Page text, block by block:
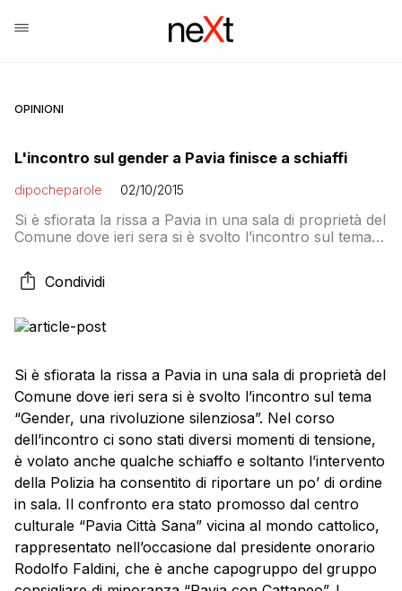
OPINIONI
L'incontro sul gender a Pavia finisce a schiaffi
dipocheparole 02/10/2015
Si è sfiorata la rissa a Pavia in una sala di proprietà del
Comune dove ieri sera si è svolto l’incontro sul tema
dell’incontro ci sono stati diversi momenti di tensione,
è volato anche qualche schiaffo e soltanto l’intervento
[…]
Condividi
Si è sfiorata la rissa a Pavia in una sala di proprietà del
Comune dove ieri sera si è svolto l’incontro sul tema
“Gender, una rivoluzione silenziosa”. Nel corso
dell’incontro ci sono stati diversi momenti di tensione,
è volato anche qualche schiaffo e soltanto l’intervento
della Polizia ha consentito di riportare un po’ di ordine
in sala. Il confronto era stato promosso dal centro
culturale “Pavia Città Sana” vicina al mondo cattolico,
rappresentato nell’occasione dal presidente onorario
Rodolfo Faldini, che è anche capogruppo del gruppo